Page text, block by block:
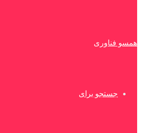
همسو فناوری
جستجو برای